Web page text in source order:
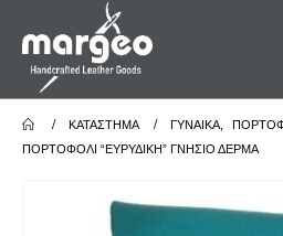
ΚΑΤΆΣΤΗΜΑ ΓΥΝΑΙΚΑ
ΠΟΡΤΟΦΌΛΙ “ΕΥΡΥΔΊΚΗ” ΓΝΉΣΙΟ ΔΈΡΜΑ